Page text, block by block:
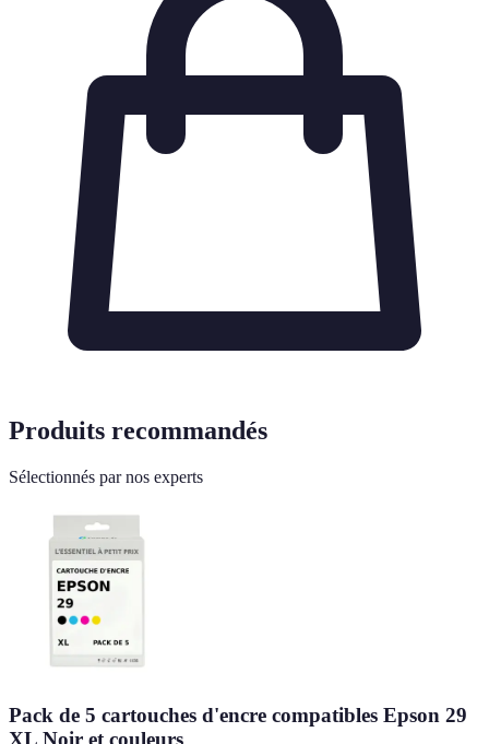
Produits recommandés
Sélectionnés par nos experts
Pack de 5 cartouches d'encre compatibles Epson 29
XL Noir et couleurs